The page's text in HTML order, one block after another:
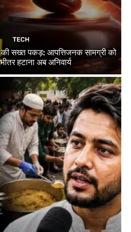
TECH
की सख्त पकड़: आपत्तिजनक सामग्री को
हटाना अब अनिवार्य